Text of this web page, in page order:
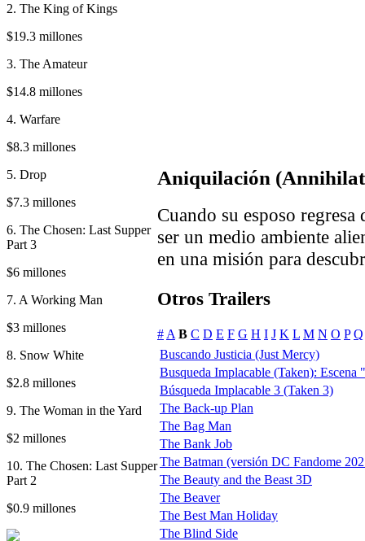
2. The King of Kings
$19.3 millones
3. The Amateur
$14.8 millones
4. Warfare
$8.3 millones
5. Drop
$7.3 millones
6. The Chosen: Last Supper
Part 3
$6 millones
7. A Working Man
$3 millones
8. Snow White
$2.8 millones
9. The Woman in the Yard
$2 millones
10. The Chosen: Last Supper
Part 2
$0.9 millones
Aniquilación
Cuando su esposo
ser un medio ambiente
en una misión para
Otros Trailers
# A B C D E F G H I J K L M N O P Q
Buscando Justicia (Just Mercy)
Busqueda Implacable (Taken):
Búsqueda Implacable 3 (Taken 3)
The Back-up Plan
The Bag Man
The Bank Job
The Batman (versión DC Fandome
The Beauty and the Beast 3D
The Beaver
The Best Man Holiday
The Blind Side